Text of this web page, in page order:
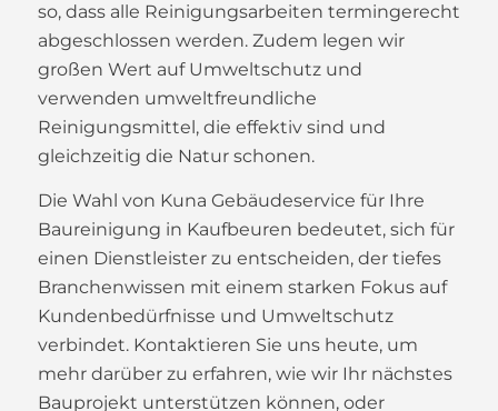
so, dass alle Reinigungsarbeiten termingerecht
abgeschlossen werden. Zudem legen wir
großen Wert auf Umweltschutz und
verwenden umweltfreundliche
Reinigungsmittel, die effektiv sind und
gleichzeitig die Natur schonen.
Die Wahl von Kuna Gebäudeservice für Ihre
Baureinigung in Kaufbeuren bedeutet, sich für
einen Dienstleister zu entscheiden, der tiefes
Branchenwissen mit einem starken Fokus auf
Kundenbedürfnisse und Umweltschutz
verbindet. Kontaktieren Sie uns heute, um
mehr darüber zu erfahren, wie wir Ihr nächstes
Bauprojekt unterstützen können, oder